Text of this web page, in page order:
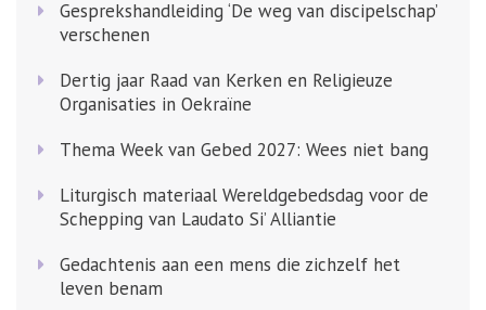
Gesprekshandleiding ‘De weg van discipelschap’
verschenen
Dertig jaar Raad van Kerken en Religieuze
Organisaties in Oekraïne
Thema Week van Gebed 2027: Wees niet bang
Liturgisch materiaal Wereldgebedsdag voor de
Schepping van Laudato Si’ Alliantie
Gedachtenis aan een mens die zichzelf het
leven benam